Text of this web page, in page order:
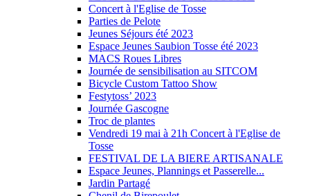
Concert à l'Eglise de Tosse
Parties de Pelote
Jeunes Séjours été 2023
Espace Jeunes Saubion Tosse été 2023
MACS Roues Libres
Journée de sensibilisation au SITCOM
Bicycle Custom Tattoo Show
Festytoss’ 2023
Journée Gascogne
Troc de plantes
Vendredi 19 mai à 21h Concert à l'Eglise de
Tosse
FESTIVAL DE LA BIERE ARTISANALE
Espace Jeunes, Plannings et Passerelle...
Jardin Partagé